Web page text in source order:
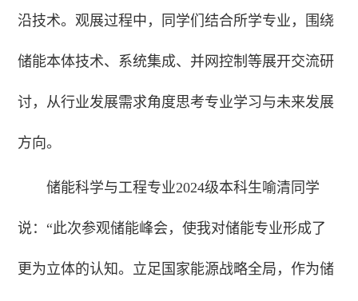
沿技术。观展过程中，同学们结合所学专业，围绕
储能本体技术、系统集成、并网控制等展开交流研
讨，从行业发展需求角度思考专业学习与未来发展
方向。
储能科学与工程专业2024级本科生喻清同学
说：“此次参观储能峰会，使我对储能专业形成了
更为立体的认知。立足国家能源战略全局，作为储